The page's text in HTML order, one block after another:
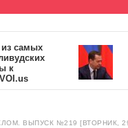
ВЫПУСК №219 [ВТОРНИК,